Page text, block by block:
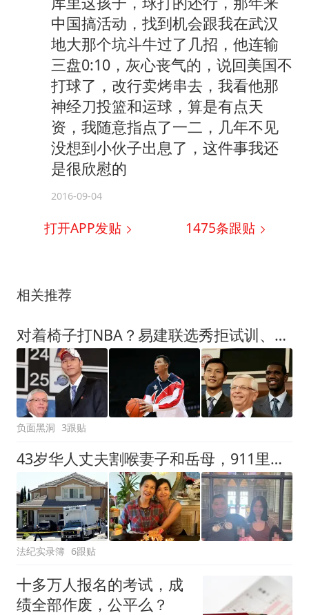
中国搞活动，找到机会跟我在武汉
地大那个坑斗牛过了几招，他连输
三盘0:10，灰心丧气的，说回美国不
打球了，改行卖烤串去，我看他那
神经刀投篮和运球，算是有点天
资，我随意指点了一二，几年不见
没想到小伙子出息了，这件事我还
是很欣慰的
2016-09-04
打开APP发贴 1475条跟贴
相关推荐
对着椅子打NBA？易建联选秀拒试训、挑球队，州长上门才签上约
负面黑洞 3跟贴
43岁华人丈夫割喉妻子和岳母，911里喘着粗气喊“有蒙面歹徒”，8岁双胞胎女儿就在家里
法纪实录簿 6跟贴
十多万人报名的考试，成
绩全部作废，公平么？